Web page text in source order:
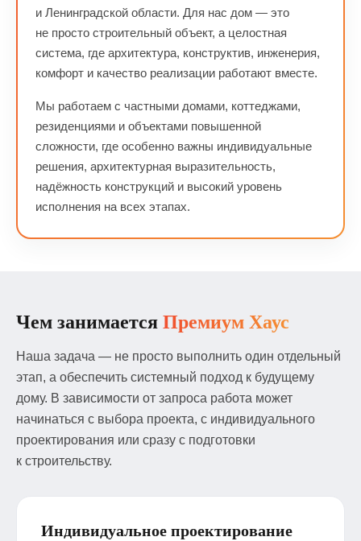
и Ленинградской области. Для нас дом — это
не просто строительный объект, а целостная
система, где архитектура, конструктив, инженерия,
комфорт и качество реализации работают вместе.
Мы работаем с частными домами, коттеджами,
резиденциями и объектами повышенной
сложности, где особенно важны индивидуальные
решения, архитектурная выразительность,
надёжность конструкций и высокий уровень
исполнения на всех этапах.
Чем занимается Премиум Хаус
Наша задача — не просто выполнить один отдельный
этап, а обеспечить системный подход к будущему
дому. В зависимости от запроса работа может
начинаться с выбора проекта, с индивидуального
проектирования или сразу с подготовки
к строительству.
Индивидуальное проектирование